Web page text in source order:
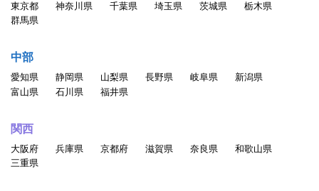
言葉、その他の表現の掲載
・情報を改ざん・消去する行為、または事実に反する情報を送
・自分以外の人物を名乗ったり、代理権がないにもかかわらず
会社などの組織を名乗ったり、または他の人 物や組織と提
携、協力関係にあると偽ったりする行為。
・当サービスに関わる記載について、無断でそのコピー、複
製、アップロード、掲示、伝送、配布等をする行為
・同じアカウントを複数人で利用する行為
東京都 神奈川県 千葉県 埼玉県 茨城県
栃木県
群馬県
中部
愛知県 静岡県 山梨県 長野県 岐阜県
新潟県
富山県
石川県 福井県
関西
大阪府 兵庫県 京都府 滋賀県 奈良県
和歌山県
三重県